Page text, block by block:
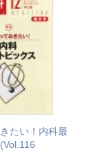
たい！内科最